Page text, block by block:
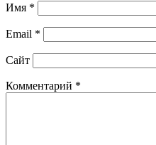
Имя *
Email *
Сайт
Комментарий *